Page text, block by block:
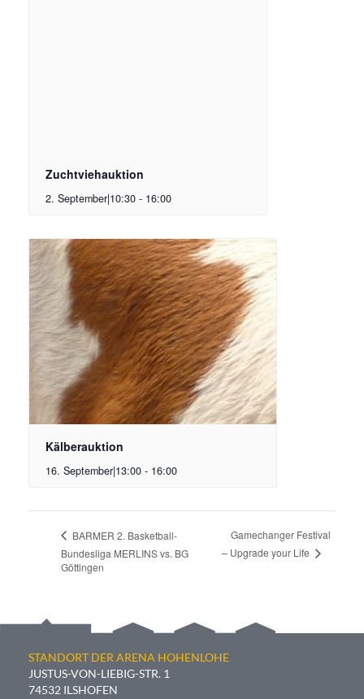
Zuchtviehauktion
2. September|10:30 - 16:00
Kälberauktion
16. September|13:00 - 16:00
BARMER 2. Basketball-
Bundesliga MERLINS vs. BG
Göttingen
Gamechanger Festival
– Upgrade your Life
STANDORT DER ARENA HOHENLOHE
JUSTUS-VON-LIEBIG-STR. 1
74532 ILSHOFEN